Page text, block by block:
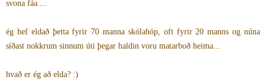
svona fáa....
ég hef eldað þetta fyrir 70 manna skólahóp, oft fyrir 20 manns og núna
síðast nokkrum sinnum úti þegar haldin voru matarboð heima...
hvað er ég að elda? :)